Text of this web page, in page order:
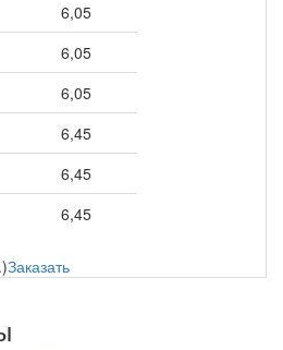
6,05
6,05
6,05
6,45
6,45
6,45
Заказать